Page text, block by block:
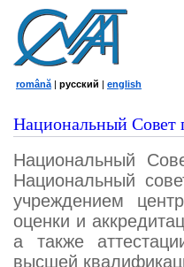
română | русский | english
Национальный Совет
Национальный
Национальный
учреждением
оценки и
а также
высшей